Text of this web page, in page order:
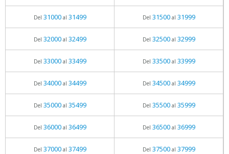
Del 31000al 31499 Del 31500al 31999
Del 32000al 32499 Del 32500al 32999
Del 33000al 33499 Del 33500al 33999
Del 34000al 34499 Del 34500al 34999
Del 35000al 35499 Del 35500al 35999
Del 36000al 36499 Del 36500al 36999
Del 37000al 37499 Del 37500al 37999